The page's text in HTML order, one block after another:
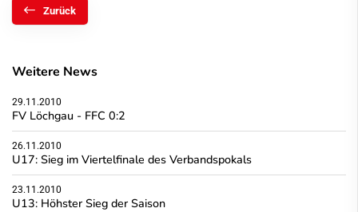
Zurück
Weitere News
29.11.2010
FV Löchgau - FFC 0:2
26.11.2010
U17: Sieg im Viertelfinale des Verbandspokals
23.11.2010
U13: Höhster Sieg der Saison